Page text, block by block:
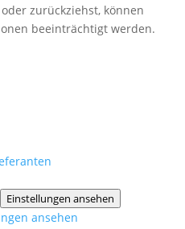
zurückziehst, können
beeinträchtigt werden.
Einstellungen ansehen
ansehen